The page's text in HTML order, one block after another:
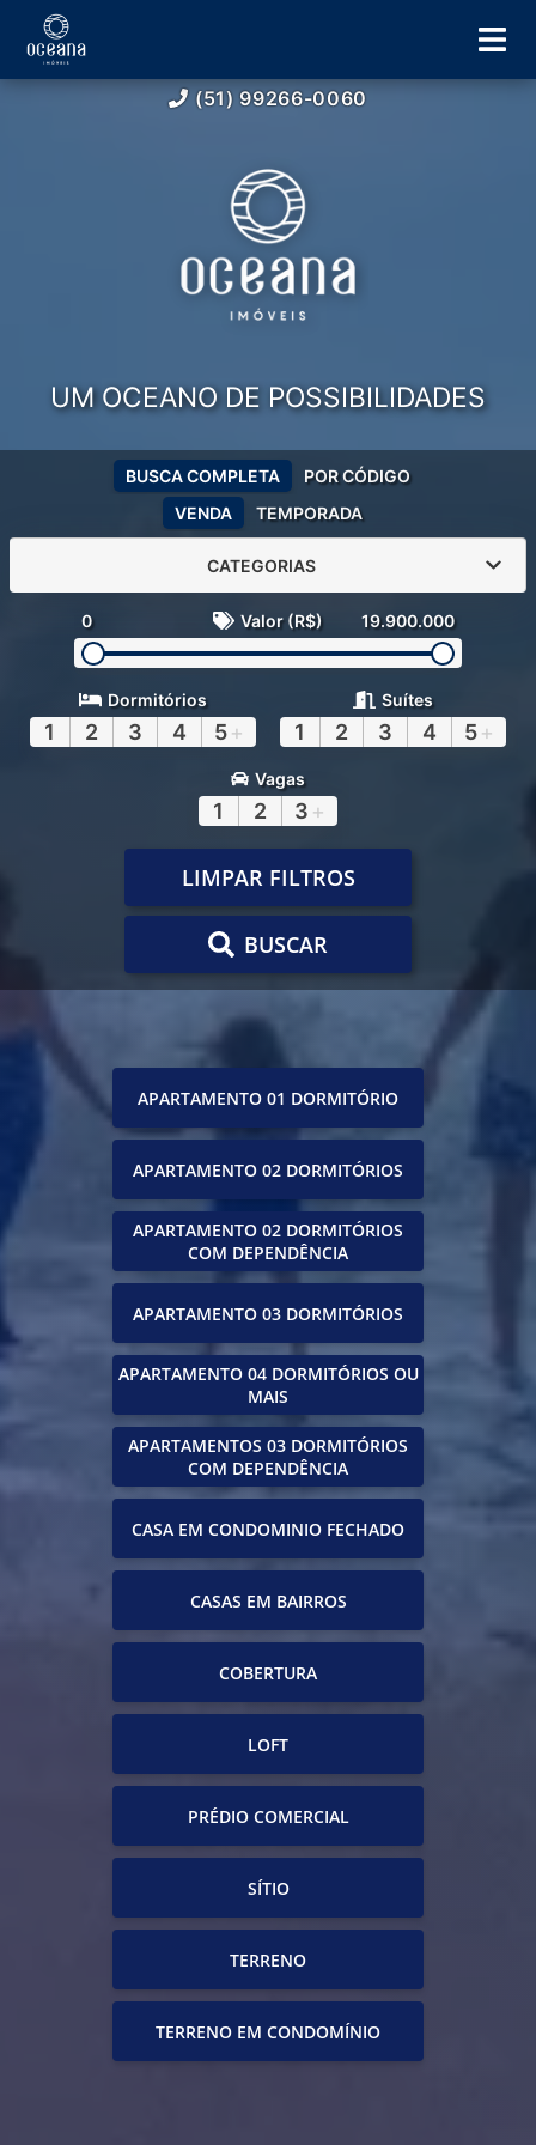
(51) 99266-0060
UM OCEANO DE POSSIBILIDADES
VENDA TEMPORADA
BUSCA COMPLETA POR CÓDIGO
CATEGORIAS
0 Valor (R$) 19.900.000
Dormitórios
1 2 3 4 5+
Suítes
1 2 3 4 5+
Vagas
1 2 3 +
LIMPAR FILTROS
BUSCAR
APARTAMENTO 01 DORMITÓRIO
APARTAMENTO 02 DORMITÓRIOS
APARTAMENTO 02 DORMITÓRIOS
COM DEPENDÊNCIA
APARTAMENTO 03 DORMITÓRIOS
APARTAMENTO 04 DORMITÓRIOS OU
MAIS
APARTAMENTOS 03 DORMITÓRIOS
COM DEPENDÊNCIA
CASA EM CONDOMINIO FECHADO
CASAS EM BAIRROS
COBERTURA
LOFT
PRÉDIO COMERCIAL
SÍTIO
TERRENO
TERRENO EM CONDOMÍNIO